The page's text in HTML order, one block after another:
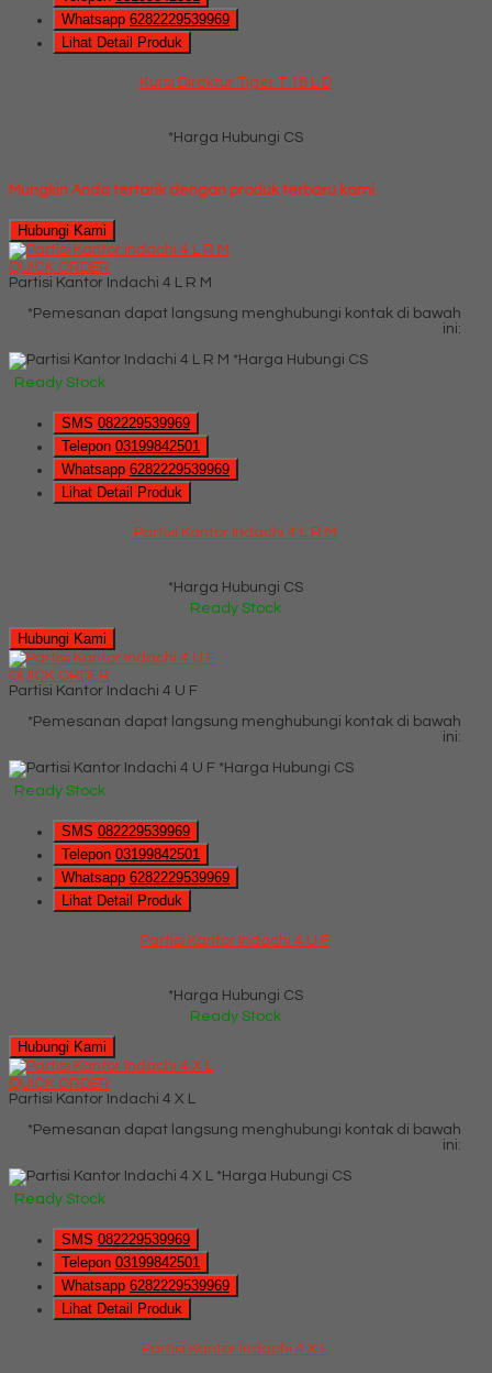
Whatsapp 6282229539969
Lihat Detail Produk
Kursi Direktur Tiger T 18 L D
*Harga Hubungi CS
Mungkin Anda tertarik dengan produk terbaru kami
Hubungi Kami
QUICK ORDER
Partisi Kantor Indachi 4 L R M
*Pemesanan dapat langsung menghubungi kontak di bawah
ini:
*Harga Hubungi CS
Ready Stock
SMS 082229539969
Telepon 03199842501
Whatsapp 6282229539969
Lihat Detail Produk
Partisi Kantor Indachi 4 L R M
*Harga Hubungi CS
Ready Stock
Hubungi Kami
QUICK ORDER
Partisi Kantor Indachi 4 U F
*Pemesanan dapat langsung menghubungi kontak di bawah
ini:
*Harga Hubungi CS
Ready Stock
SMS 082229539969
Telepon 03199842501
Whatsapp 6282229539969
Lihat Detail Produk
Partisi Kantor Indachi 4 U F
*Harga Hubungi CS
Ready Stock
Hubungi Kami
QUICK ORDER
Partisi Kantor Indachi 4 X L
*Pemesanan dapat langsung menghubungi kontak di bawah
ini:
*Harga Hubungi CS
Ready Stock
SMS 082229539969
Telepon 03199842501
Whatsapp 6282229539969
Lihat Detail Produk
Partisi Kantor Indachi 4 X L